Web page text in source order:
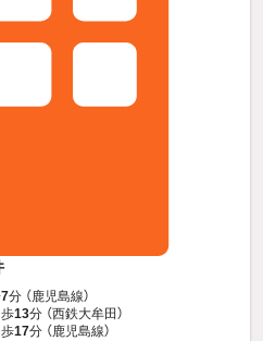
7分 （鹿児島線）
13分 （西鉄大牟田）
17分 （鹿児島線）